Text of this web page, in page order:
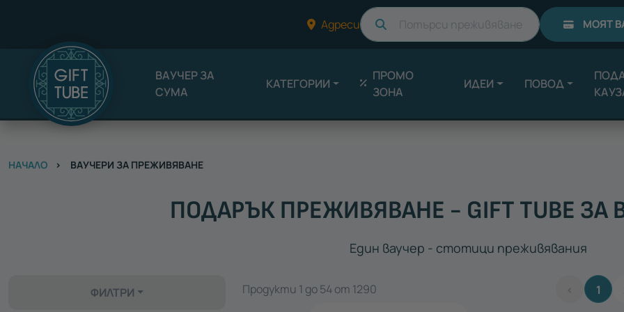
Адреси Търси МОЯТ
ВАУЧЕР ЗА
СУМА
КАТЕГОРИИ
ПРОМО
ЗОНА
ИДЕИ ПОВОД
НАЧАЛО ВАУЧЕРИ ЗА ПРЕЖИВЯВАНЕ
ПОДАРЪК ПРЕЖИВЯВАНЕ - GIFT TUBE ЗА
Един ваучер - стотици преживявания
ФИЛТРИ Продукти 1 до 54 от 1290 ‹ 1